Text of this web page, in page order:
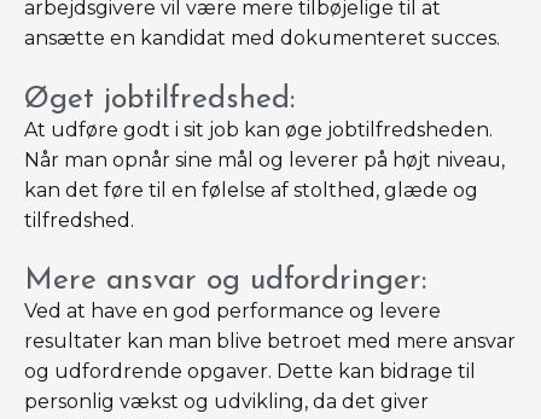
arbejdsgivere vil være mere tilbøjelige til at
ansætte en kandidat med dokumenteret succes.
Øget jobtilfredshed:
At udføre godt i sit job kan øge jobtilfredsheden.
Når man opnår sine mål og leverer på højt niveau,
kan det føre til en følelse af stolthed, glæde og
tilfredshed.
Mere ansvar og udfordringer:
Ved at have en god performance og levere
resultater kan man blive betroet med mere ansvar
og udfordrende opgaver. Dette kan bidrage til
personlig vækst og udvikling, da det giver